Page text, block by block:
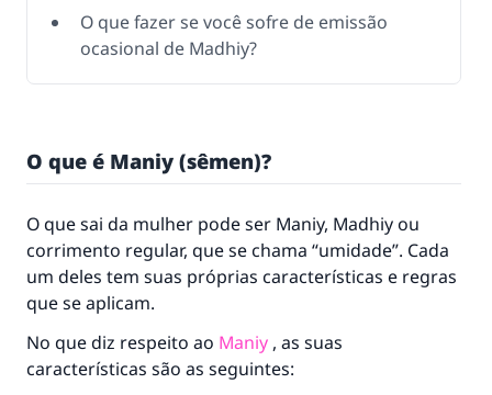
O que fazer se você sofre de emissão
ocasional de Madhiy?
O que é Maniy (sêmen)?
O que sai da mulher pode ser Maniy, Madhiy ou
corrimento regular, que se chama “umidade”. Cada
um deles tem suas próprias características e regras
que se aplicam.
No que diz respeito ao Maniy , as suas
características são as seguintes: